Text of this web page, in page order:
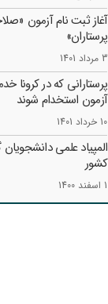
آغاز ثبت نام آزمون
پرستاران»
3 مرداد 1401
پرستارانی که در کرونا
آزمون استخدام شوند
10 خرداد 1401
المپیاد علمی
کشور
1 اسفند 1400